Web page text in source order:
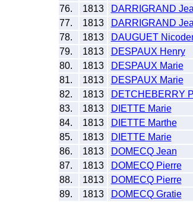
76.
1813
DARRIGRAND
77.
1813
DARRIGRAND
78.
1813
DAUGUET
79.
1813
DESPAUX Henry
80.
1813
DESPAUX Marie
81.
1813
DESPAUX Marie
82.
1813
DETCHEBERRY
83.
1813
DIETTE Marie
84.
1813
DIETTE Marthe
85.
1813
DIETTE Marie
86.
1813
DOMECQ Jean
87.
1813
DOMECQ Pierre
88.
1813
DOMECQ Pierre
89.
1813
DOMECQ Gratie